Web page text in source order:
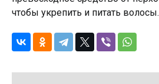
чтобы укрепить и питать волосы.